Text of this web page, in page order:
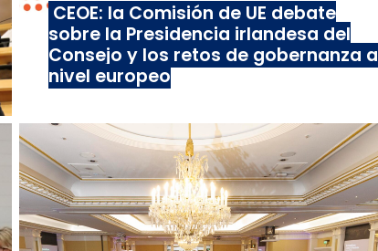
CEOE: la Comisión de UE debate
sobre la Presidencia irlandesa del
Consejo y los retos de gobernanza a
nivel europeo